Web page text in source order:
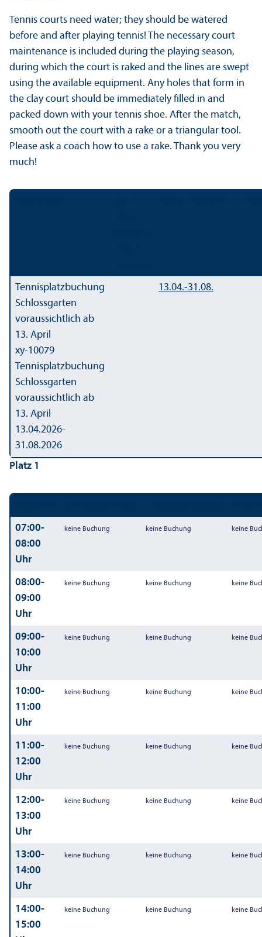
Tennis courts need water; they should be watered
before and after playing tennis! The necessary court
maintenance is included during the playing season,
during which the court is raked and the lines are swept
using the available equipment. Any holes that form in
the clay court should be immediately filled in and
packed down with your tennis shoe. After the match,
smooth out the court with a rake or a triangular tool.
Please ask a coach how to use a rake. Thank you very
much!
Tennisplatzbuchung
Schlossgarten
voraussichtlich ab
13. April
xy-10079
Tennisplatzbuchung
Schlossgarten
voraussichtlich ab
13. April
13.04.2026-
31.08.2026
13.04.-31.08.
Platz 1
07:00-
08:00
Uhr
keine Buchung keine Buchung keine
08:00-
09:00
Uhr
keine Buchung keine Buchung keine
09:00-
10:00
Uhr
keine Buchung keine Buchung keine
10:00-
11:00
Uhr
keine Buchung keine Buchung keine
11:00-
12:00
Uhr
keine Buchung keine Buchung keine
12:00-
13:00
Uhr
keine Buchung keine Buchung keine
13:00-
14:00
Uhr
keine Buchung keine Buchung keine
14:00-
15:00
keine Buchung keine Buchung keine